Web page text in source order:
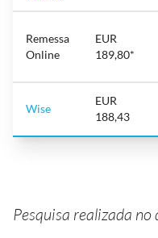
Remessa
Online
EUR
189,80*
Wise
EUR
188,43
Pesquisa realizada